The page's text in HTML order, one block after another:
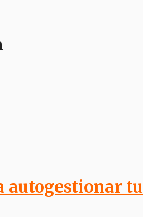
autogestionar tu